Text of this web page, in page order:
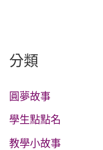
字
分類
圓夢故事
學生點點名
教學小故事